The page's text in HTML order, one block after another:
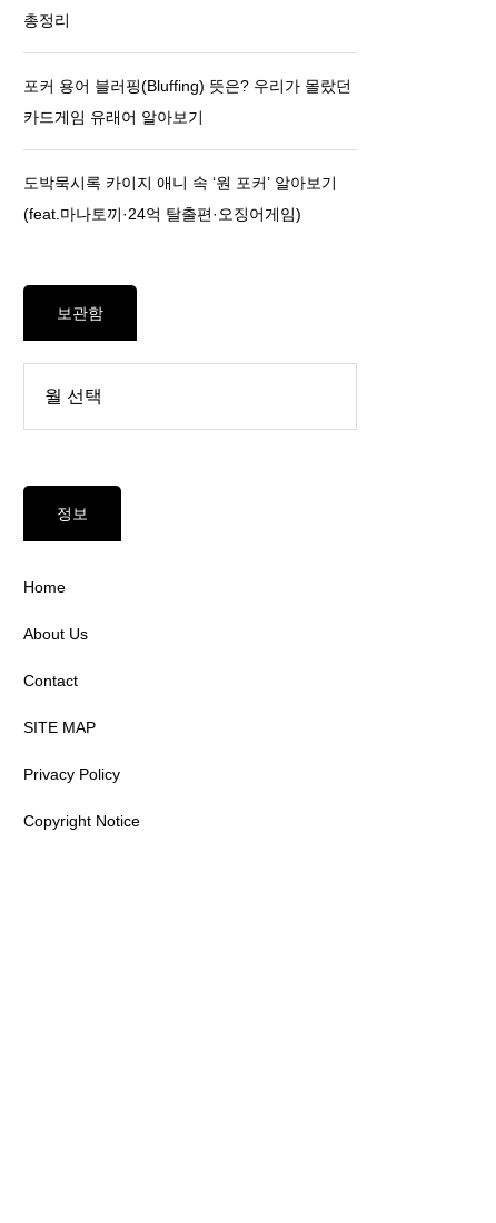
총정리
포커 용어 블러핑(Bluffing) 뜻은? 우리가 몰랐던
카드게임 유래어 알아보기
도박묵시록 카이지 애니 속 ‘원 포커’ 알아보기
(feat.마나토끼·24억 탈출편·오징어게임)
보관함
정보
Home
About Us
Contact
SITE MAP
Privacy Policy
Copyright Notice